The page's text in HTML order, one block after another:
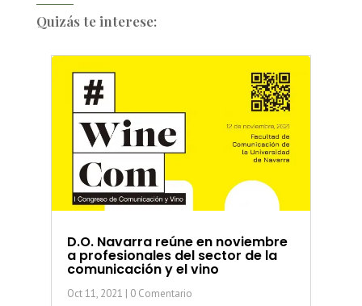
Quizás te interese:
D.O. Navarra reúne en noviembre
a profesionales del sector de la
comunicación y el vino
Oct 11, 2021 | 0 Comentario